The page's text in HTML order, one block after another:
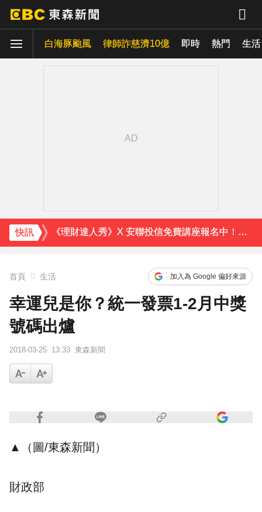
白海豚颱風 律師詐慈濟10億 即時 熱門 生活
快訊 《理財達人秀》X 安聯投信免費講座報名中！搶先卡位 2027
首頁 生活 加入為 Google 偏好來源
幸運兒是你？統一發票1-2月中獎
號碼出爐
2018-03-25 13:33 東森新聞
▲（圖/東森新聞）
財政部